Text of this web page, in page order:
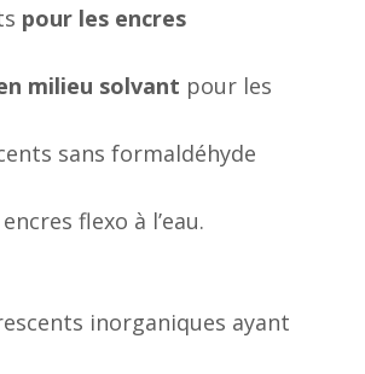
pour les encres
milieu solvant pour les
sans formaldéhyde
flexo à l’eau.
inorganiques ayant